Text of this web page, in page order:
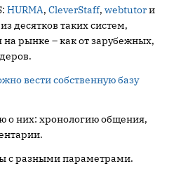
HURMA, CleverStaff, webtutorи
десятков таких систем,
рынке – как от зарубежных,
вести собственную базу
них: хронологию общения,
с разными параметрами.